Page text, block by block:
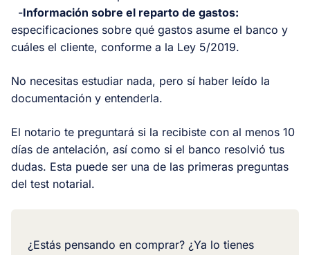
-Información sobre el reparto de gastos:
especificaciones sobre qué gastos asume el banco y
cuáles el cliente, conforme a la Ley 5/2019.
No necesitas estudiar nada, pero sí haber leído la
documentación y entenderla.
El notario te preguntará si la recibiste con al menos 10
días de antelación, así como si el banco resolvió tus
dudas. Esta puede ser una de las primeras preguntas
del test notarial.
¿Estás pensando en comprar? ¿Ya lo tienes